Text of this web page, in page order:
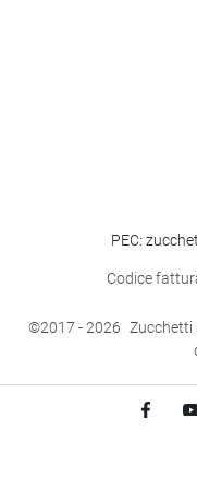
©2017- 2026 Zucchetti
PEC:
Codice